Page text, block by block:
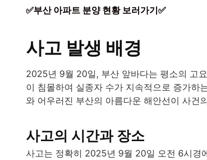
✅부산 아파트 분양 현황 보러가기✅
사고 발생 배경
2025년 9월 20일, 부산 앞바다는 평소의 고
이 침몰하여 실종자 수가 지속적으로 증가하
와 어우러진 부산의 아름다운 해안선이 사건
사고의 시간과 장소
사고는 정확히 2025년 9월 20일 오전 6시경